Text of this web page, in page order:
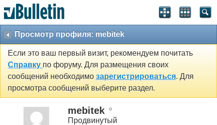
Просмотр профиля: mebitek
Если это ваш первый визит, рекомендуем почитать
Справку по форуму. Для размещения своих
сообщений необходимо зарегистрироваться. Для
просмотра сообщений выберите раздел.
mebitek
Продвинутый